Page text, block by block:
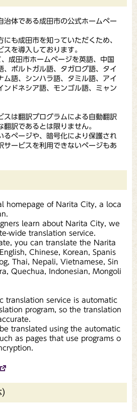
治体である成田市の公式ホームペー
にも成田市を知っていただくため、
を導入しております。
成田市ホームページを英語、中国
、ポルトガル語、タガログ語、タイ
ム語、シンハラ語、タミル語、アイ
ンドネシア語、モンゴル語、ミャン
スは翻訳プログラムによる自動翻訳
訳であるとは限りません。
るページや、暗号化により保護され
サービスを利用できないページもあ
homepage of Narita City, a loca
learn about Narita City, we
wide translation service.
you can translate the Narita
Chinese, Korean, Spanis
Thai, Nepali, Vietnamese, Sin
Quechua, Indonesian, Mongoli
translation service is automatic
program, so the translation
translated using the automatic
as pages that use programs o